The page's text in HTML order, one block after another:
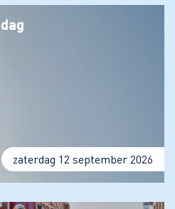
zaterdag 12 september 2026